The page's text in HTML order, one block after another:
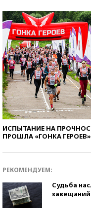
ИСПЫТАНИЕ НА
ПРОШЛА «ГОНКА ГЕРОЕВ»
РЕКОМЕНДУЕМ:
Судьба
завещаний